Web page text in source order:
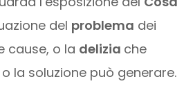
del problema dei
cause, o la delizia che
la soluzione può generare.